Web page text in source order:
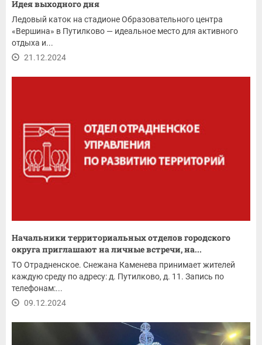
Идея выходного дня
Ледовый каток на стадионе Образовательного центра
«Вершина» в Путилково — идеальное место для активного
отдыха и...
21.12.2024
Начальники территориальных отделов городского
округа приглашают на личные встречи, на...
ТО Отрадненское. Снежана Каменева принимает жителей
каждую среду по адресу: д. Путилково, д. 11. Запись по
телефонам:...
09.12.2024